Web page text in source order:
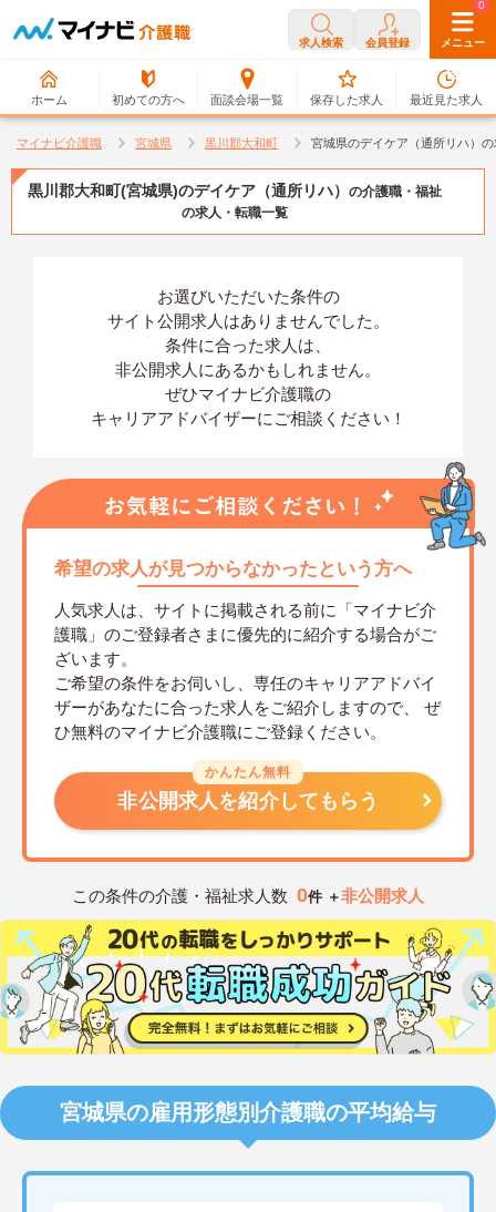
求人検索 会員登録 メニュー
ホーム 初めての方へ 面談会場一覧
0
保存した求人
0
最近見た求人
マイナビ介護職 宮城県 黒川郡大和町 宮城県のデイケア（通所リハ）
黒川郡大和町(宮城県)のデイケア（通所リハ） の介護職・福祉
の求人・転職一覧
お選びいただいた条件の
サイト公開求人はありませんでした。
条件に合った求人は、
非公開求人にあるかもしれません。
ぜひマイナビ介護職の
キャリアアドバイザーにご相談ください！
希望の求人が見つからなかったという方へ
人気求人は、サイトに掲載される前に「マイナビ介
護職」のご登録者さまに優先的に紹介する場合がご
ざいます。
ご希望の条件をお伺いし、専任のキャリアアドバイ
ザーがあなたに合った求人をご紹介しますので、
ぜ
ひ無料のマイナビ介護職にご登録ください。
かんたん無料
非公開求人を紹介してもらう
この条件の介護・福祉求人数 0件 ＋非公開求人
宮城県の雇用形態別介護職の平均給与